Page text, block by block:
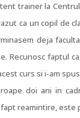
trainer la
ca un copil de
deja
faptul
curs si i-am
doi ani in
reamintire, este